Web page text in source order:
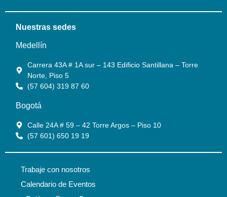
Nuestras sedes
Medellín
Carrera 43A # 1A sur – 143 Edificio Santillana – Torre
Norte, Piso 5
(57 604) 319 87 60
Bogotá
Calle 24A # 59 – 42 Torre Argos – Piso 10
(57 601) 650 19 19
Trabaje con nosotros
Calendario de Eventos